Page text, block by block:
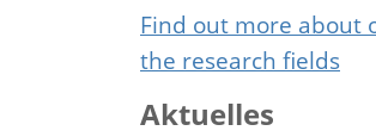
Find out more about
the research fields
Aktuelles